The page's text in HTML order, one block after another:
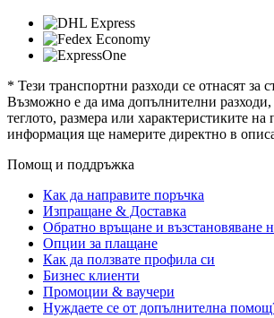
* Тези транспортни разходи се отнасят за
Възможно е да има допълнителни
теглото, размера или характеристиките на
информация ще намерите директно в
Помощ и поддръжка
Как да направите поръчка
Изпращане & Доставка
Обратно връщане и възстановяване
Опции за плащане
Как да ползвате профила си
Бизнес клиенти
Промоции & ваучери
Нуждаете се от допълнителна